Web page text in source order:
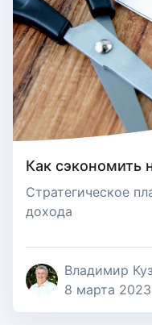
Как сэкономить
Стратегическое
дохода
Владимир
8 марта 2023